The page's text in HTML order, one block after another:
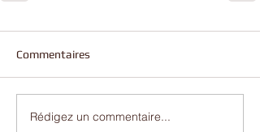
Commentaires
Rédigez un commentaire...